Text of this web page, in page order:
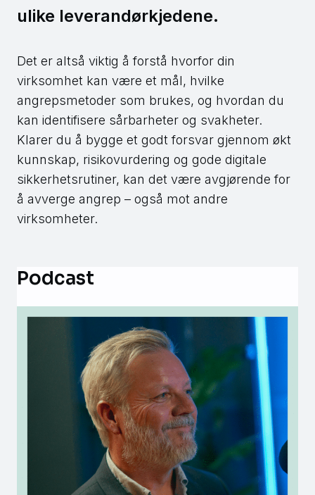
ulike leverandørkjedene.
Det er altså viktig å forstå hvorfor din
virksomhet kan være et mål, hvilke
angrepsmetoder som brukes, og hvordan du
kan identifisere sårbarheter og svakheter.
Klarer du å bygge et godt forsvar gjennom økt
kunnskap, risikovurdering og gode digitale
sikkerhetsrutiner, kan det være avgjørende for
å avverge angrep – også mot andre
virksomheter.
Podcast